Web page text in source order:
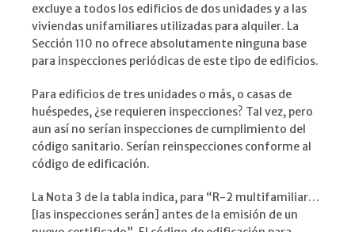
excluye a todos los edificios de dos unidades y a las
viviendas unifamiliares utilizadas para alquiler. La
Sección 110 no ofrece absolutamente ninguna base
para inspecciones periódicas de este tipo de edificios.
Para edificios de tres unidades o más, o casas de
huéspedes, ¿se requieren inspecciones? Tal vez, pero
aun así no serían inspecciones de cumplimiento del
código sanitario. Serían reinspecciones conforme al
código de edificación.
La Nota 3 de la tabla indica, para “R-2 multifamiliar…
[las inspecciones serán] antes de la emisión de un